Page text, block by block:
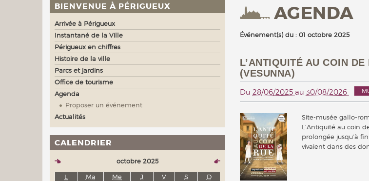
AGENDA
Événement(s) du : 01 octobre 2025
L’ANTIQUITÉ AU COIN
(VESUNNA)
Du 28/06/2025 au 30/08/2026
Site-musée gallo-
L’Antiquité au coin
prolongée jusqu’à
vivaient dans des
BIENVENUE À PÉRIGUEUX
Arrivée à Périgueux
Instantané de la Ville
Périgueux en chiffres
Histoire de la ville
Parcs et jardins
Office de tourisme
Agenda
Proposer un événement
Actualités
CALENDRIER
octobre 2025
L
Ma Me J V S
D